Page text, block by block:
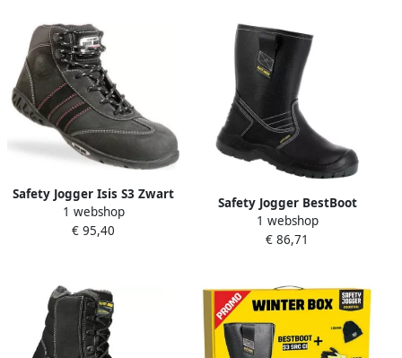
Safety Jogger Isis S3 Zwart
11.118.027.37
1 webshop
€ 95,40
Safety Jogger BestBoot
Laars Hoog S3 Zwart
00.118.032.36
1 webshop
€ 86,71